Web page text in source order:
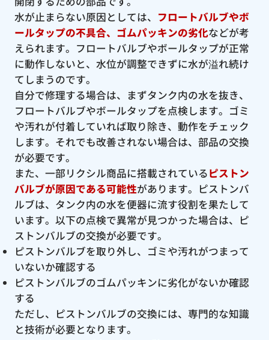
水が止まらない原因としては、 フロートバルブやボ
ールタップの不具合、ゴムパッキンの劣化などが考
えられます。フロートバルブやボールタップが正常
に動作しないと、水位が調整できずに水が溢れ続け
てしまうのです。
自分で修理する場合は、まずタンク内の水を抜き、
フロートバルブやボールタップを点検します。ゴミ
や汚れが付着していれば取り除き、動作をチェック
します。それでも改善されない場合は、部品の交換
が必要です。
また、一部リクシル商品に搭載されているピストン
バルブが原因である可能性があります。ピストンバ
ルブは、タンク内の水を便器に流す役割を果たして
います。以下の点検で異常が見つかった場合は、ピ
ストンバルブの交換が必要です。
ピストンバルブを取り外し、ゴミや汚れがつまって
いないか確認する
ピストンバルブのゴムパッキンに劣化がないか確認
する
ただし、ピストンバルブの交換には、専門的な知識
と技術が必要となります。